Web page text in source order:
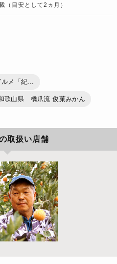
（目安として2ヵ月）
メ「紀...
歌山県 橋爪流 俊菓みかん
取扱い店舗